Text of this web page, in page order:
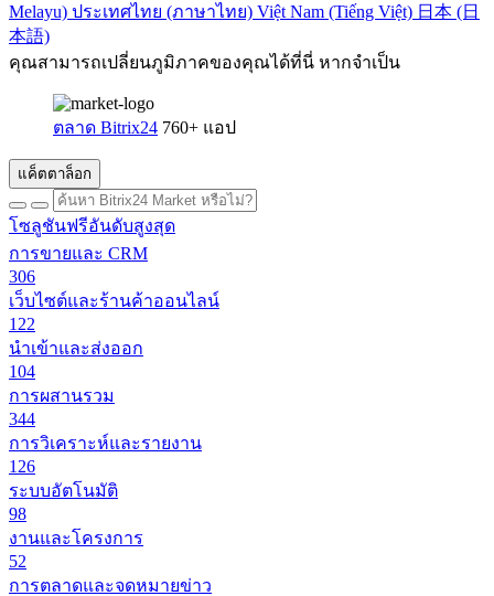
Melayu) ประเทศไทย (ภาษาไทย) Việt Nam (Tiếng Việt) 日本 (日
本語)
คุณสามารถเปลี่ยนภูมิภาคของคุณได้ที่นี่ หากจำเป็น
ตลาด Bitrix24 760+ แอป
แค็ตตาล็อก
โซลูชันฟรีอันดับสูงสุด
การขายและ CRM
306
เว็บไซต์และร้านค้าออนไลน์
122
นำเข้าและส่งออก
104
การผสานรวม
344
การวิเคราะห์และรายงาน
126
ระบบอัตโนมัติ
98
งานและโครงการ
52
การตลาดและจดหมายข่าว